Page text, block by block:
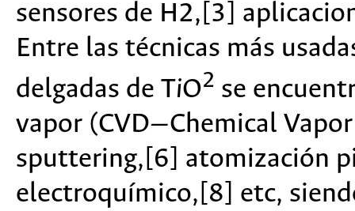
sensores de H2,[3]
Entre las técnicas más
delgadas de TiO2 se
vapor (CVD—Chemical
sputtering,[6] atomización
electroquímico,[8] etc,